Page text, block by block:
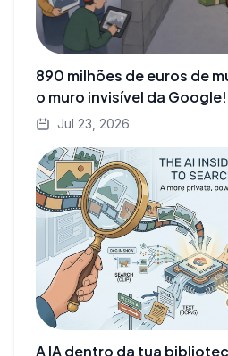
890 milhões de euros de
o muro invisível da Google!
Jul 23, 2026
A IA dentro da tua